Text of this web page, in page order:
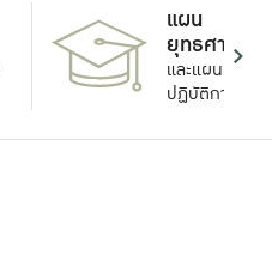
แผน
ยุทธศาสตร์
และแผน
ปฏิบัติการ